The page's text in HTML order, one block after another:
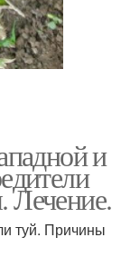
и
Лечение.
туй. Причины